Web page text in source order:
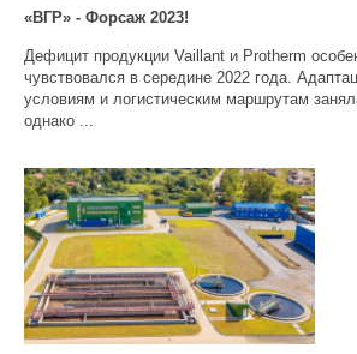
«ВГР» - Форсаж 2023!
Дефицит продукции Vaillant и Protherm
чувствовался в середине 2022 года.
условиям и логистическим маршрутам
однако ...